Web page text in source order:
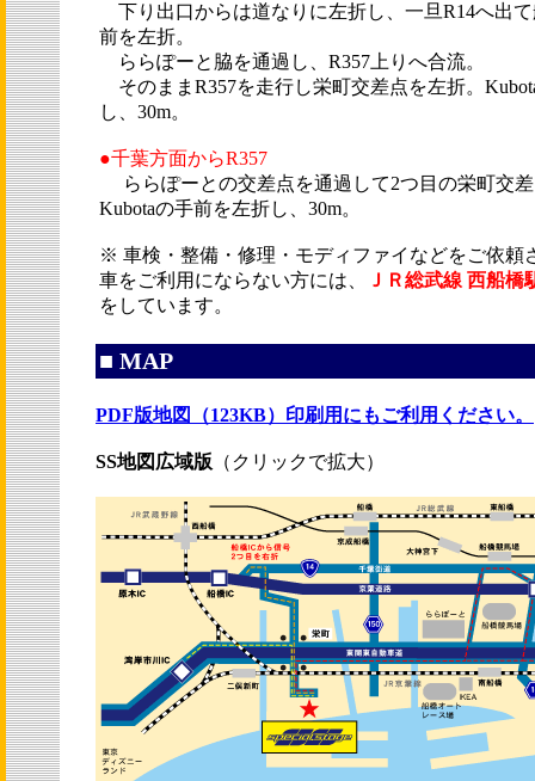
下り出口からは道なりに左折し、一旦R14へ出
前を左折。
ららぽーと脇を通過し、R357上りへ合流。
そのままR357を走行し栄町交差点を左折。
し、30m。
●千葉方面からR357
ららぽーとの交差点を通過して2つ目の栄町交
Kubotaの手前を左折し、30m。
※ 車検・整備・修理・モディファイなどをご依頼
車をご利用にならない方には、
ＪＲ総武線 西船橋
をしています。
■ MAP
PDF版地図（123KB）印刷用にもご利用ください。
SS地図広域版 （クリックで拡大）